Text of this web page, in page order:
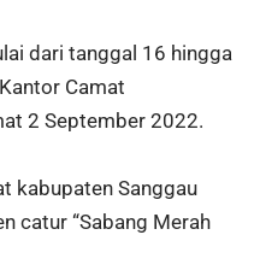
dari tanggal 16 hingga
Camat
2 September 2022.
kabupaten Sanggau
catur “Sabang Merah